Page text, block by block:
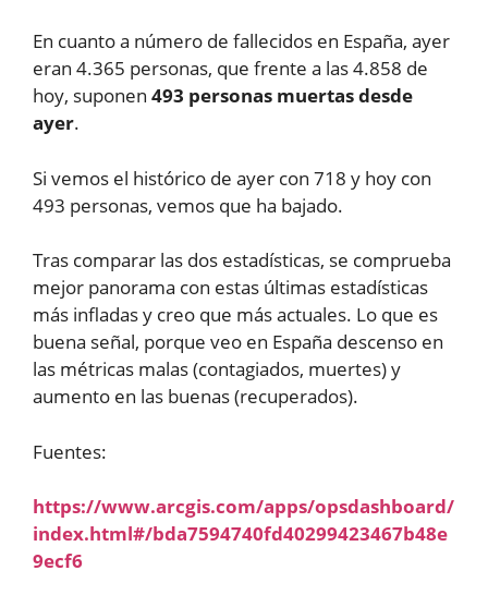
En cuanto a número de fallecidos en España, ayer
eran 4.365 personas, que frente a las 4.858 de
hoy, suponen 493 personas muertas desde
ayer.
Si vemos el histórico de ayer con 718 y hoy con
493 personas, vemos que ha bajado.
Tras comparar las dos estadísticas, se comprueba
mejor panorama con estas últimas estadísticas
más infladas y creo que más actuales. Lo que es
buena señal, porque veo en España descenso en
las métricas malas (contagiados, muertes) y
aumento en las buenas (recuperados).
Fuentes:
https://www.arcgis.com/apps/opsdashboard/
index.html#/bda7594740fd40299423467b48e
9ecf6